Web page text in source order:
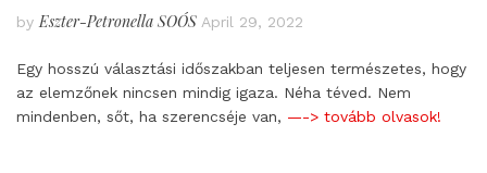
by Eszter-Petronella SOÓS April 29, 2022
Egy hosszú választási időszakban teljesen természetes, hogy
az elemzőnek nincsen mindig igaza. Néha téved. Nem
mindenben, sőt, ha szerencséje van, —-> tovább olvasok!